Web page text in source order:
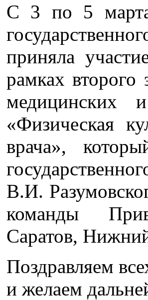
С 3 по 5 марта
приняла
рамках второго
медицинских
«Физическая
врача»,
В.И.
команды
Саратов,
Поздравляем
и желаем